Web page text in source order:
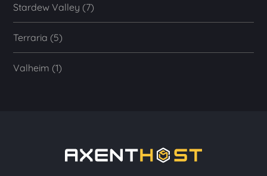
Stardew Valley (7)
Terraria (5)
Valheim (1)